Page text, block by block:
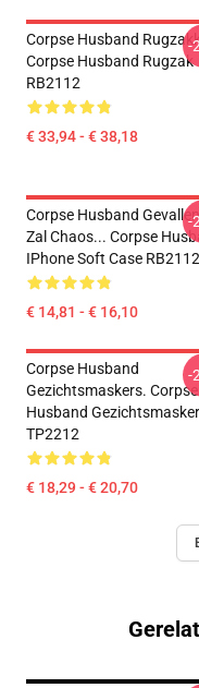
Corpse Husband
Corpse Husband Rugzak
RB2112
€ 33,94 - € 38,18
-
Corpse Husband
Zal Chaos... Corpse
IPhone Soft Case RB2112
€ 14,81 - € 16,10
-
Corpse Husband
Gezichtsmaskers. Corpse
Husband Gezichtsmasker
TP2212
€ 18,29 - € 20,70
-